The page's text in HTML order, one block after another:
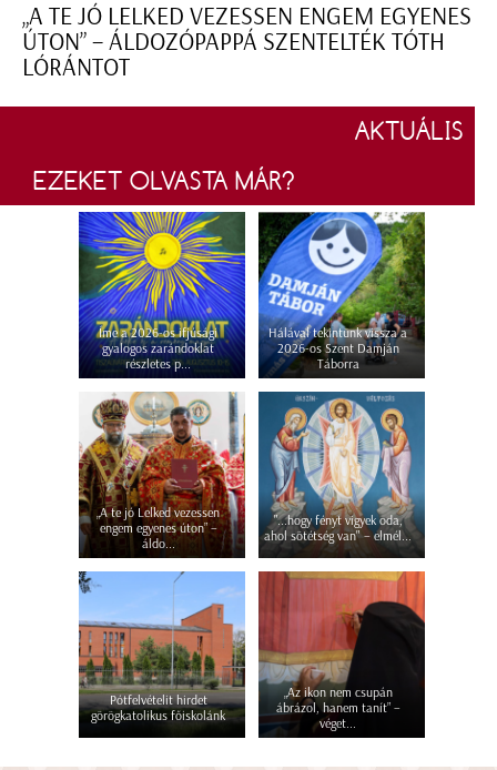
„A TE JÓ LELKED VEZESSEN ENGEM EGYENES
ÚTON” – ÁLDOZÓPAPPÁ SZENTELTÉK TÓTH
LÓRÁNTOT
AKTUÁLIS
EZEKET OLVASTA MÁR?
Íme a 2026-os ifjúsági
gyalogos zarándoklat
részletes p...
Hálával tekintünk vissza a
2026-os Szent Damján
Táborra
„A te jó Lelked vezessen
engem egyenes úton” –
áldo...
"...hogy fényt vigyek oda,
ahol sötétség van" – elmél...
Pótfelvételit hirdet
görögkatolikus főiskolánk
„Az ikon nem csupán
ábrázol, hanem tanít” –
véget...